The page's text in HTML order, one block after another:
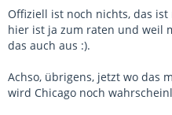
Offiziell ist noch nichts, das
hier ist ja zum raten und weil
das auch aus :).
Achso, übrigens, jetzt wo das
wird Chicago noch